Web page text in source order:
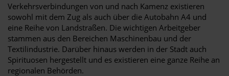
Verkehrsverbindungen von und nach Kamenz existieren
sowohl mit dem Zug als auch über die Autobahn A4 und
eine Reihe von Landstraßen. Die wichtigen Arbeitgeber
stammen aus den Bereichen Maschinenbau und der
Textilindustrie. Darüber hinaus werden in der Stadt auch
Spirituosen hergestellt und es existieren eine ganze Reihe an
regionalen Behörden.